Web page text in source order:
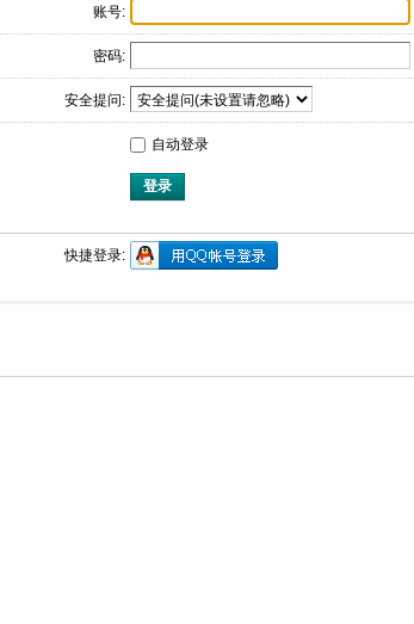
账号:
密码:
安全提问:
自动登录
登录
快捷登录: